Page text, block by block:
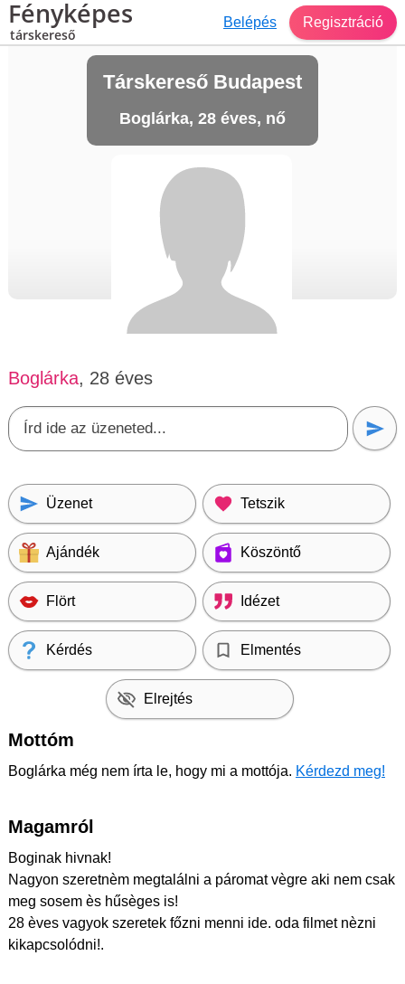
Fényképes
társkereső
Belépés Regisztráció
Társkereső Budapest
Boglárka, 28 éves, nő
Boglárka, 28 éves
Üzenet Tetszik
Ajándék Köszöntő
Flört Idézet
Kérdés Elmentés
Elrejtés
Mottóm
Boglárka még nem írta le, hogy mi a mottója. Kérdezd meg!
Magamról
Boginak hivnak!
Nagyon szeretnèm megtalálni a páromat vègre aki nem csak
meg sosem ès hűsèges is!
28 èves vagyok szeretek főzni menni ide. oda filmet nèzni
kikapcsolódni!.